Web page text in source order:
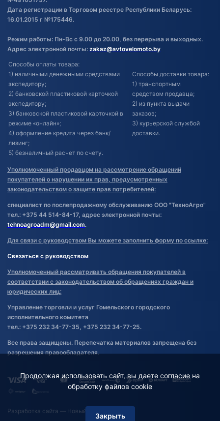
Фильтр
Дата регистрации в Торговом реестре Республики Беларусь:
16.01.2015 г №175446.
Режим работы: Пн-Вс с 9.00 до 20.00, без перерыва и выходных.
Адрес электронной почты: zakaz@avtovelomoto.by
Способы оплаты товара:
1) наличными денежными средствами
экспедитору;
2) банковской пластиковой карточкой
экспедитору;
3) банковской пластиковой карточкой в
режиме «онлайн»;
4) оформление кредита через банк/
лизинг;
5) безналичный расчет по счету.
Способы доставки товара:
1) транспортным
средством продавца;
2) из пункта выдачи
заказов;
3) курьерской службой
доставки.
Уполномоченный продавцом на рассмотрение обращений
покупателей о нарушении их прав, предусмотренных
законодательством о защите прав потребителей:
специалист по послепродажному обслуживанию ООО "ТехноАгро"
тел.: +375 44 514-84-17, адрес электронной почты:
tehnoagroadm@gmail.com.
Для связи с руководством Вы можете заполнить форму по ссылке:
Связаться с руководством
Уполномоченный рассматривать обращения покупателей в
соответствии с законодательством об обращениях граждан и
юридических лиц:
Управление торговли и услуг Гомельского городского
исполнительного комитета
тел.: +375 232 34-77-35, +375 232 34-77-25.
Все права защищены. Перепечатка материалов запрещена без
разрешения правообладателя.
Разработка сайта — Новый Сайт
Продолжая использовать сайт, вы даете согласие на
обработку файлов cookie
Закрыть